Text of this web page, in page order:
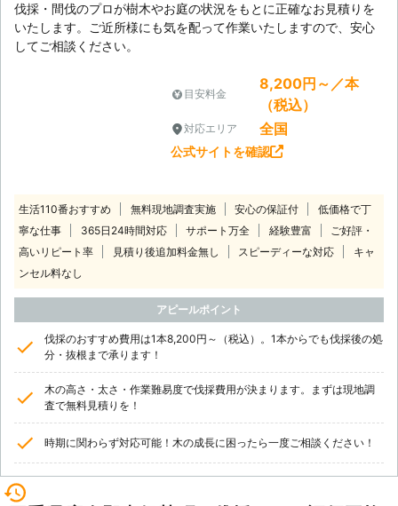
伐採・間伐のプロが樹木やお庭の状況をもとに正確なお見積りを
いたします。ご近所様にも気を配って作業いたしますので、安心
してご相談ください。
目安料金
8,200円～／本
（税込）
対応エリア 全国
公式サイトを確認
生活110番おすすめ 無料現地調査実施 安心の保証付
低価格で丁
寧な仕事
365日24時間対応 サポート万全 経験豊富
ご好評・
高いリピート率
見積り後追加料金無し スピーディーな対応
キャ
ンセル料なし
アピールポイント
伐採のおすすめ費用は1本8,200円～（税込）。1本からでも伐採後の処
分・抜根まで承ります！
木の高さ・太さ・作業難易度で伐採費用が決まります。まずは現地調
査で無料見積りを！
時期に関わらず対応可能！木の成長に困ったら一度ご相談ください！